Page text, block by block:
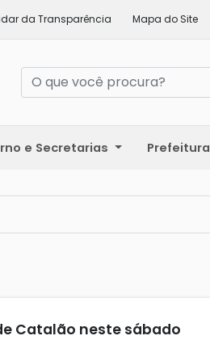
da Transparência Mapa do Site
e Secretarias Prefeitura
Catalão neste sábado